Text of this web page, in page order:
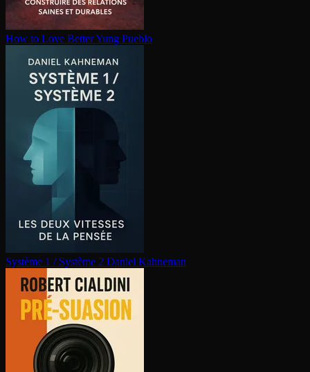
How to Love BetterYung Pueblo
Système 1 / Système 2 Daniel Kahneman